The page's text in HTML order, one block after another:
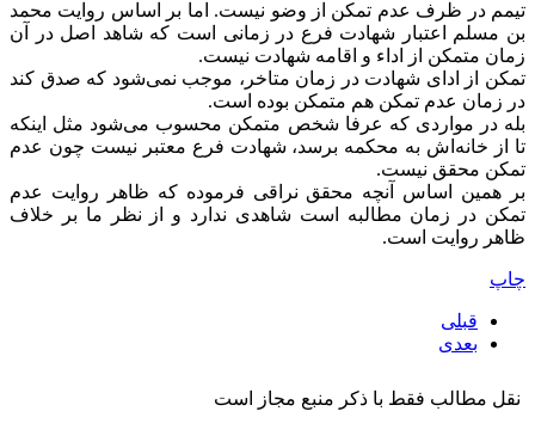
تیمم در ظرف عدم تمکن از وضو نیست. اما بر اساس روایت محمد
بن مسلم اعتبار شهادت فرع در زمانی است که شاهد اصل در آن
زمان متمکن از اداء و اقامه شهادت نیست.
تمکن از ادای شهادت در زمان متاخر، موجب نمی‌شود که صدق کند
در زمان عدم تمکن هم متمکن بوده است.
بله در مواردی که عرفا شخص متمکن محسوب می‌شود مثل اینکه
تا از خانه‌اش به محکمه برسد، شهادت فرع معتبر نیست چون عدم
تمکن محقق نیست.
بر همین اساس آنچه محقق نراقی فرموده که ظاهر روایت عدم
تمکن در زمان مطالبه است شاهدی ندارد و از نظر ما بر خلاف
ظاهر روایت است.
چاپ
قبلی
بعدی
نقل مطالب فقط با ذکر منبع مجاز است